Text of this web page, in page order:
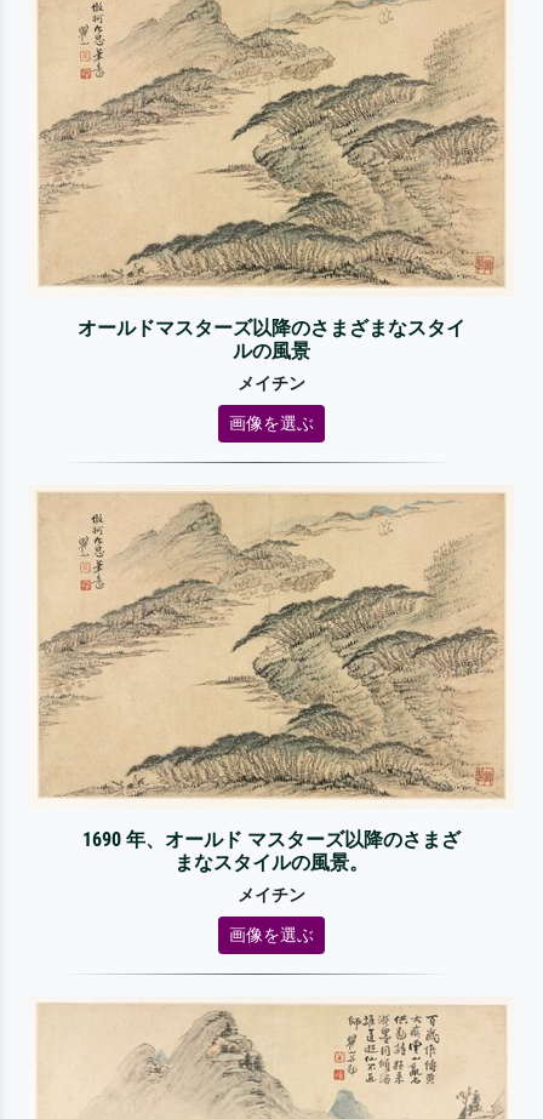
オールドマスターズ以降のさまざまなスタイ
ルの風景
メイチン
画像を選ぶ
1690 年、オールド マスターズ以降のさまざ
まなスタイルの風景。
メイチン
画像を選ぶ